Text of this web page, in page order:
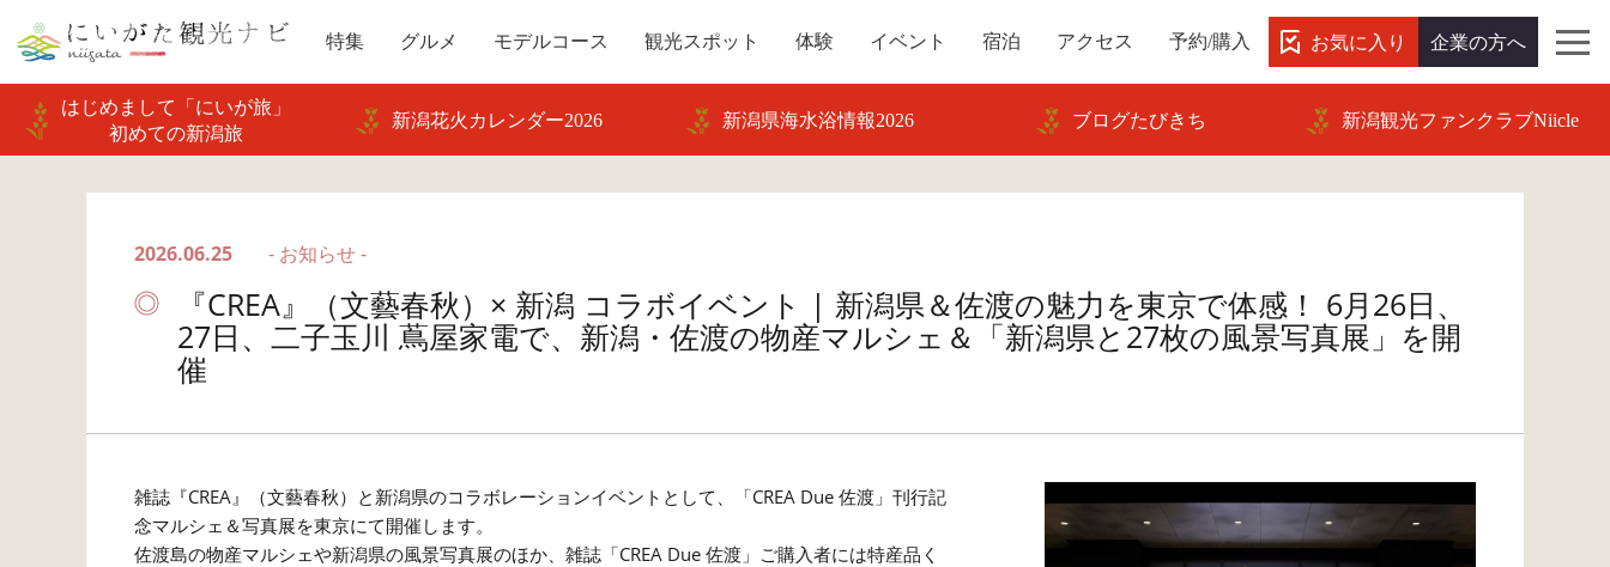
特集 グルメ モデルコース 観光スポット 体験 イベント 宿泊 アクセス 予約/購入 お気に入り 企業の方へ
はじめまして「にいが旅」
初めての新潟旅
新潟花火カレンダー2026 新潟県海水浴情報2026 ブログたびきち 新潟観光ファンクラブNiicle
2026.06.25 - お知らせ -
『CREA』（文藝春秋）× 新潟 コラボイベント | 新潟県＆佐渡の魅力を東京で体感！ 6月26日、
27日、二子玉川 蔦屋家電で、新潟・佐渡の物産マルシェ＆「新潟県と27枚の風景写真展」を開
催
雑誌『CREA』（文藝春秋）と新潟県のコラボレーションイベントとして、「CREA Due 佐渡」刊行記
念マルシェ＆写真展を東京にて開催します。
佐渡島の物産マルシェや新潟県の風景写真展のほか、雑誌「CREA Due 佐渡」ご購入者には特産品く